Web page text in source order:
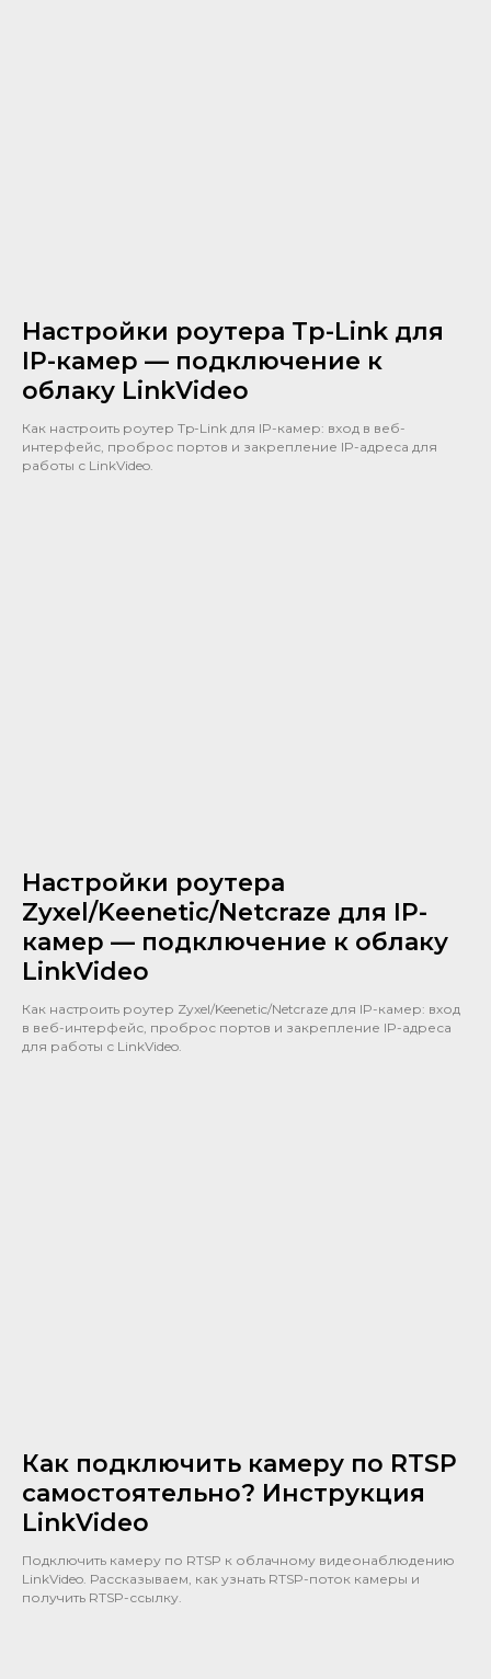
Настройки роутера Tp-Link для
IP-камер — подключение к
облаку LinkVideo
Как настроить роутер Tp-Link для IP-камер: вход в веб-
интерфейс, проброс портов и закрепление IP-адреса для
работы с LinkVideo.
Настройки роутера
Zyxel/Keenetic/Netcraze для IP-
камер — подключение к облаку
LinkVideo
Как настроить роутер Zyxel/Keenetic/Netcraze для IP-камер: вход
в веб-интерфейс, проброс портов и закрепление IP-адреса
для работы с LinkVideo.
Как подключить камеру по RTSP
самостоятельно? Инструкция
LinkVideo
Подключить камеру по RTSP к облачному видеонаблюдению
LinkVideo. Рассказываем, как узнать RTSP-поток камеры и
получить RTSP-ссылку.